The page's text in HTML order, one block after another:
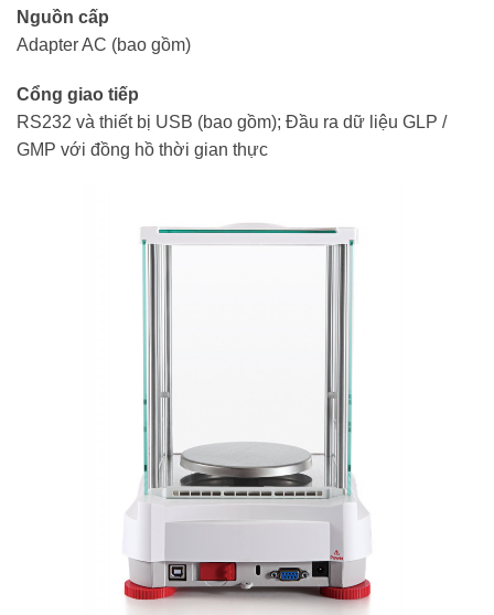
Nguồn cấp
Adapter AC (bao gồm)
Cổng giao tiếp
RS232 và thiết bị USB (bao gồm); Đầu ra dữ liệu GLP /
GMP với đồng hồ thời gian thực